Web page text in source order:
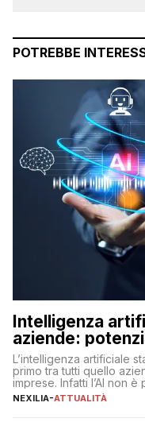
POTREBBE
Intelligenza
aziende:
L’intelligenza artificiale
primo tra tutti quello
imprese. Infatti l’AI non
realtà operativa che sta
NEXILIA-ATTUALITÀ